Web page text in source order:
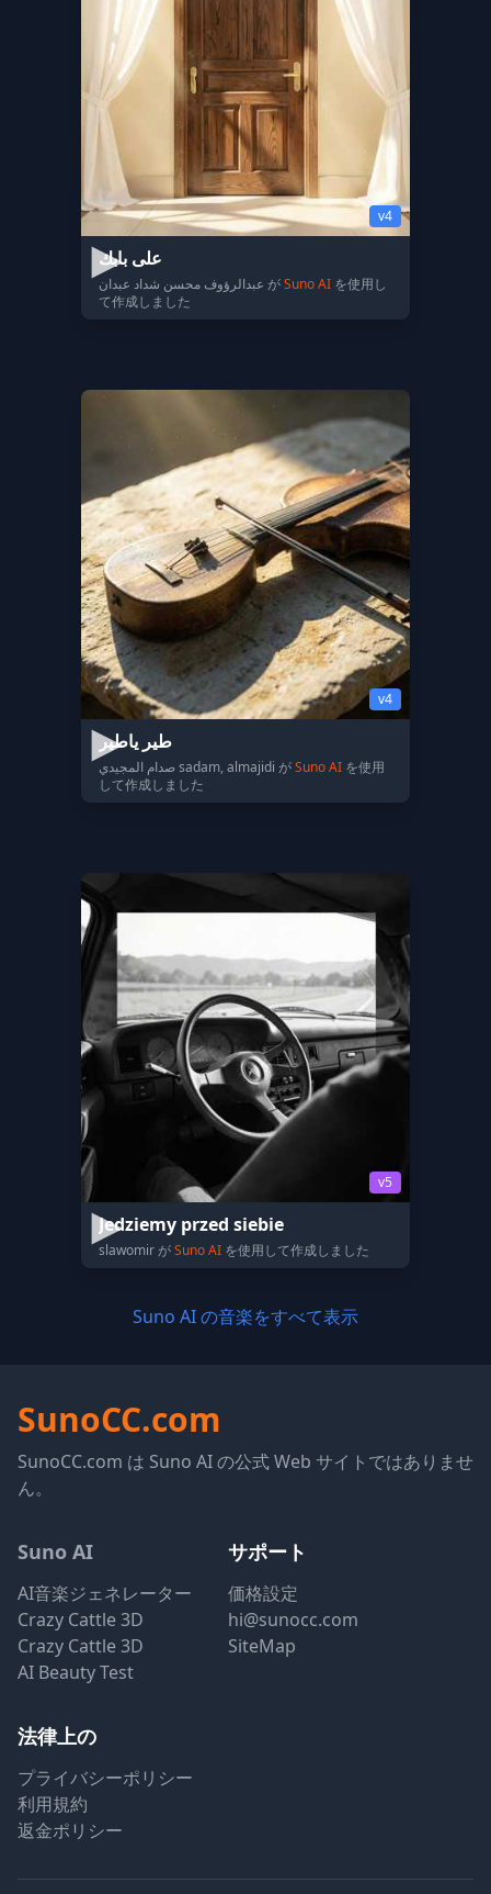
v4
على بابك
عبدالرؤوف محسن شداد عبدان がSuno AI を使用し
て作成しました
v4
طير ياطير
صدام المجيدي sadam, almajidi がSuno AI を使用
して作成しました
v5
Jedziemy przed siebie
slawomir がSuno AI を使用して作成しました
Suno AI の音楽をすべて表示
SunoCC.com
SunoCC.com は Suno AI の公式 Web サイトではありませ
ん。
Suno AI
AI音楽ジェネレーター
Crazy Cattle 3D
Crazy Cattle 3D
AI Beauty Test
サポート
価格設定
hi@sunocc.com
SiteMap
法律上の
プライバシーポリシー
利用規約
返金ポリシー